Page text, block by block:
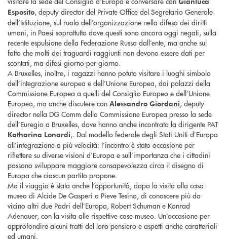
Esposito, deputy director del Private Office del Segretario Generale
dell’Istituzione, sul ruolo dell’organizzazione nella difesa dei diritti
umani, in Paesi soprattutto dove questi sono ancora oggi negati, sulla
recente espulsione della Federazione Russa dall’ente, ma anche sul
fatto che molti dei traguardi raggiunti non devono essere dati per
scontati, ma difesi giorno per giorno.
A Bruxelles, inoltre, i ragazzi hanno potuto visitare i luoghi simbolo
dell’integrazione europea e dell’Unione Europea, dai palazzi della
Commissione Europea a quelli del Consiglio Europeo e dell’Unione
Europea, ma anche discutere con Alessandro Giordani, deputy
director nella DG Comm della Commissione Europea presso la sede
dell’Euregio a Bruxelles, dove hanno anche incontrato la dirigente PAT
Katharina Lonardi,. Dal modello federale degli Stati Uniti d’Europa
all’integrazione a più velocità: l’incontro è stato occasione per
riflettere su diverse visioni d’Europa e sull’importanza che i cittadini
possano sviluppare maggiore consapevolezza circa il disegno di
Europa che ciascun partito propone.
Ma il viaggio è stata anche l’opportunità, dopo la visita alla casa
museo di Alcide De Gasperi a Pieve Tesino, di conoscere più da
vicino altri due Padri dell’Europa, Robert Schuman e Konrad
Adenauer, con la visita alle rispettive case museo. Un’occasione per
approfondire alcuni tratti del loro pensiero e aspetti anche caratteriali
ed umani.